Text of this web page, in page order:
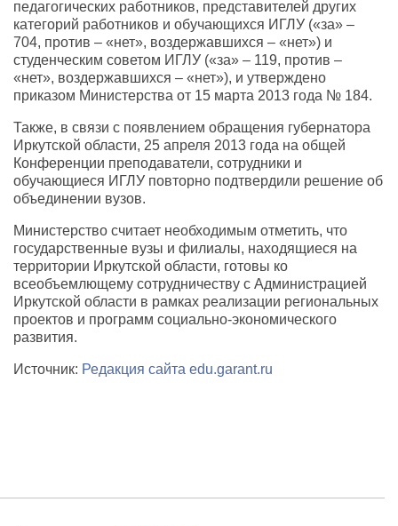
педагогических работников, представителей других
категорий работников и обучающихся ИГЛУ («за» –
704, против – «нет», воздержавшихся – «нет») и
студенческим советом ИГЛУ («за» – 119, против –
«нет», воздержавшихся – «нет»), и утверждено
приказом Министерства от 15 марта 2013 года № 184.
Также, в связи с появлением обращения губернатора
Иркутской области, 25 апреля 2013 года на общей
Конференции преподаватели, сотрудники и
обучающиеся ИГЛУ повторно подтвердили решение об
объединении вузов.
Министерство считает необходимым отметить, что
государственные вузы и филиалы, находящиеся на
территории Иркутской области, готовы ко
всеобъемлющему сотрудничеству с Администрацией
Иркутской области в рамках реализации региональных
проектов и программ социально-экономического
развития.
Источник: Редакция сайта edu.garant.ru